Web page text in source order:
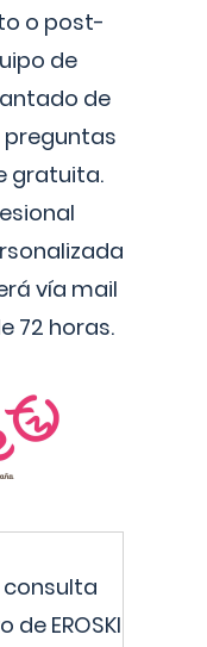
o post-
de
de
preguntas
gratuita.
vía mail
72 horas.
consulta
EROSKI